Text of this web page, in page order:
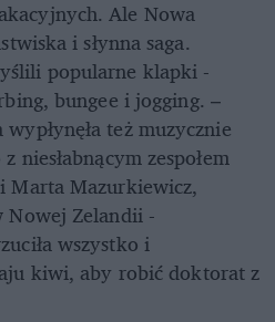
Ale Nowa
i słynna saga.
popularne klapki -
bungee i jogging. –
też muzycznie
zespołem
Marta Mazurkiewicz,
Nowej Zelandii -
wszystko i
kiwi, aby robić doktorat z